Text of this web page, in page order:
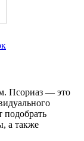
Псориаз — это
а также